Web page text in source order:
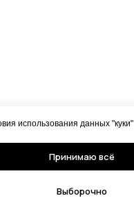
использования данных "куки"
Принимаю всё
Выборочно